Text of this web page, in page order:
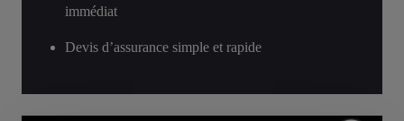
immédiat
Devis d’assurance simple et rapide